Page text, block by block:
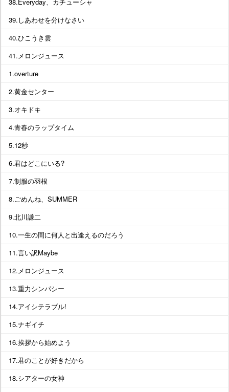
38.Everyday、カチューシャ
39.しあわせを分けなさい
40.ひこうき雲
41.メロンジュース
1.overture
2.黄金センター
3.オキドキ
4.青春のラップタイム
5.12秒
6.君はどこにいる?
7.制服の羽根
8.ごめんね、SUMMER
9.北川謙二
10.一生の間に何人と出逢えるのだろう
11.言い訳Maybe
12.メロンジュース
13.重力シンパシー
14.アイシテラブル!
15.ナギイチ
16.挨拶から始めよう
17.君のことが好きだから
18.シアターの女神